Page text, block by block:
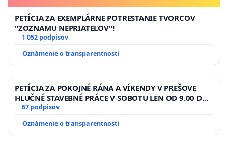
PETÍCIA ZA EXEMPLÁRNE POTRESTANIE TVORCOV
"ZOZNAMU NEPRIATEĽOV"!
1 052 podpisov
Oznámenie o transparentnosti
PETÍCIA ZA POKOJNÉ RÁNA A VÍKENDY V PREŠOVE
HLUČNÉ STAVEBNÉ PRÁCE V SOBOTU LEN OD 9.00 DO
13.00 HOD., CEZ PRACOVNÝ TÝŽDEŇ CIEĽ 8.00 – 18.00
ĎUMBIERSKEJ/MAGU
67 podpisov
Oznámenie o transparentnosti